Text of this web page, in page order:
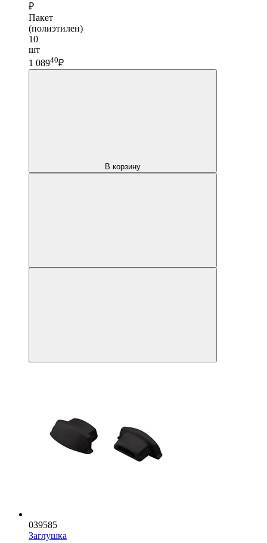
₽
Пакет
(полиэтилен)
10
шт
1 08940₽
В корзину
039585
Заглушка